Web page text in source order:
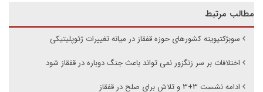
مطالب مرتبط
سوبژکتیویته کشورهای حوزه قفقاز در میانه تغییرات ژئوپلیتیکی
اختلافات بر سر زنگزور نمی تواند باعث جنگ دوباره در قفقاز شود
ادامه نشست ۳+۳ و تلاش برای صلح در قفقاز